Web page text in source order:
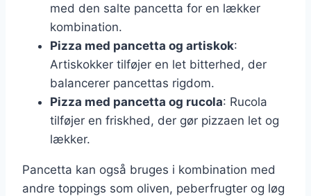
med den salte pancetta for en lækker
kombination.
Pizza med pancetta og artiskok:
Artiskokker tilføjer en let bitterhed, der
balancerer pancettas rigdom.
Pizza med pancetta og rucola: Rucola
tilføjer en friskhed, der gør pizzaen let og
lækker.
Pancetta kan også bruges i kombination med
andre toppings som oliven, peberfrugter og løg